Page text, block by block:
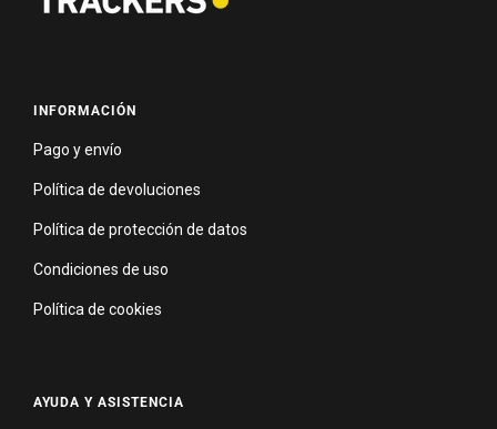
INFORMACIÓN
Pago y envío
Política de devoluciones
Política de protección de datos
Condiciones de uso
Política de cookies
AYUDA Y ASISTENCIA